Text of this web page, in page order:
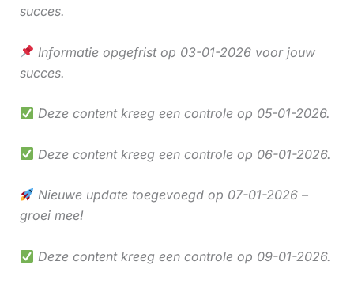
succes.
Informatie opgefrist op 03-01-2026 voor jouw
succes.
Deze content kreeg een controle op 05-01-2026.
Deze content kreeg een controle op 06-01-2026.
Nieuwe update toegevoegd op 07-01-2026 –
groei mee!
Deze content kreeg een controle op 09-01-2026.